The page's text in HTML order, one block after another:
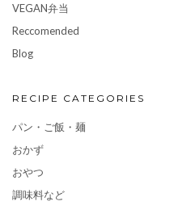
VEGAN弁当
Reccomended
Blog
RECIPE CATEGORIES
パン・ご飯・麺
おかず
おやつ
調味料など